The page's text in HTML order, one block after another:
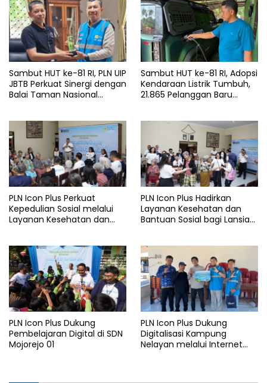
Sambut HUT ke-81 RI, PLN UIP
JBTB Perkuat Sinergi dengan
Balai Taman Nasional
kV Paiton–
Watudodol/Kalipuro
Sambut HUT ke-81 RI, Adopsi
Kendaraan Listrik Tumbuh,
21.865 Pelanggan Baru
PLN Icon Plus Perkuat
Kepedulian Sosial melalui
Layanan Kesehatan dan
PLN Icon Plus Hadirkan
Layanan Kesehatan dan
Bantuan Sosial bagi Lansia
PLN Icon Plus Dukung
Pembelajaran Digital di SDN
Mojorejo 01
PLN Icon Plus Dukung
Digitalisasi Kampung
Nelayan melalui Internet